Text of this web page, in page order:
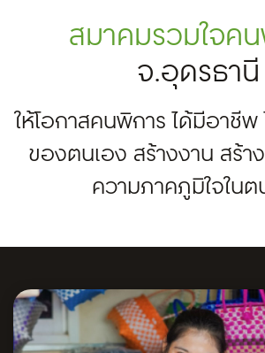
สมาคมรวมใจค
จ.อุดรธานี
ให้โอกาสคนพิการ ได้มีอาชี
ของตนเอง สร้างงาน สร้า
ความภาคภูมิใจในต